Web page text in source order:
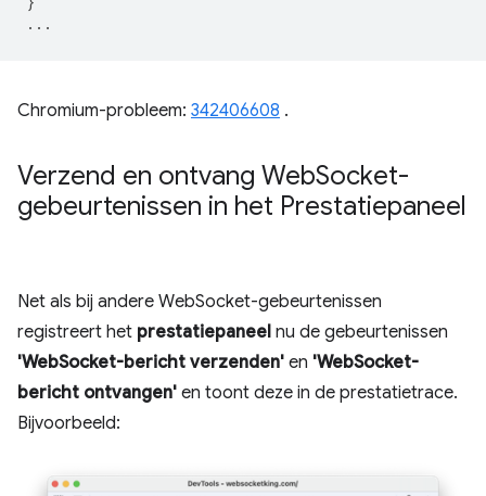
...
Chromium-probleem: 342406608 .
Verzend en ontvang WebSocket-
gebeurtenissen in het Prestatiepaneel
Net als bij andere WebSocket-gebeurtenissen
registreert het prestatiepaneel nu de gebeurtenissen
'WebSocket-bericht verzenden' en 'WebSocket-
bericht ontvangen' en toont deze in de prestatietrace.
Bijvoorbeeld: